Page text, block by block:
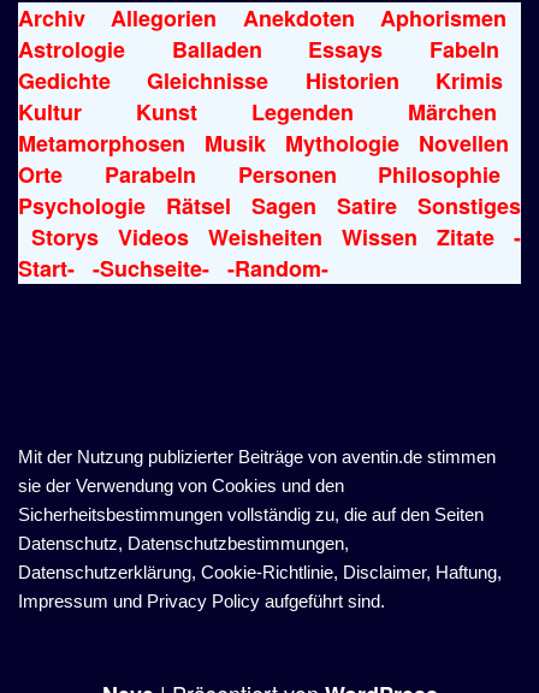
Archiv Allegorien Anekdoten
Aphorismen
Astrologie
Balladen Essays
Fabeln
Gedichte
Gleichnisse Historien
Krimis
Kultur
Kunst Legenden
Märchen
Metamorphosen
Musik Mythologie
Novellen
Orte
Parabeln Personen
Philosophie
Psychologie
Rätsel Sagen Satire
Sonstiges
Storys
Videos Weisheiten Wissen Zitate
-
Start- -Suchseite- -Random-
Mit der Nutzung publizierter Beiträge von aventin.de stimmen
sie der Verwendung von Cookies und den
Sicherheitsbestimmungen vollständig zu, die auf den Seiten
Datenschutz, Datenschutzbestimmungen,
Datenschutzerklärung, Cookie-Richtlinie, Disclaimer, Haftung,
Impressum und Privacy Policy aufgeführt sind.